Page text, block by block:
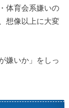
体育会系嫌いの
想像以上に大変
嫌いか」をしっ